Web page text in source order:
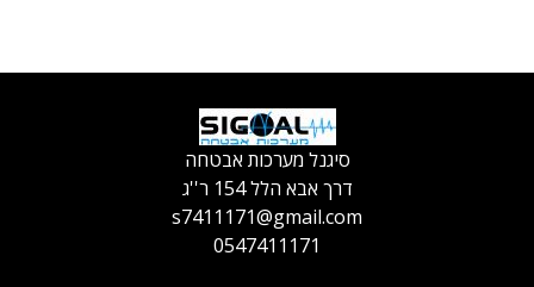
סיגנל מערכות אבטחה
דרך אבא הלל 154 ר''ג
s7411171@gmail.com
0547411171